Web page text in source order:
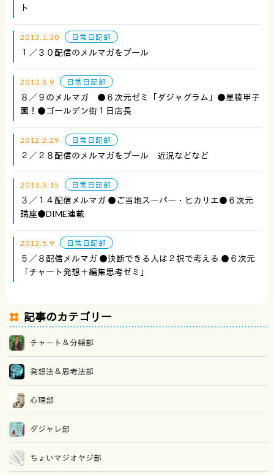
ト
2013.1.30 日常日記部
１／３０配信のメルマガをプール
2013.8.9 日常日記部
８／９のメルマガ ●６次元ゼミ「ダジャグラム」●星稜甲子
園！●ゴールデン街１日店長
2012.2.29 日常日記部
２／２８配信のメルマガをプール 近況などなど
2013.3.15 日常日記部
３／１４配信メルマガ ●ご当地スーパー・ヒカリエ●６次元
講座●DIME連載
2013.5.9 日常日記部
５／８配信メルマガ ●決断できる人は２択で考える ●６次元
「チャート発想＋編集思考ゼミ」
記事のカテゴリー
チャート＆分類部
発想法＆思考法部
心理部
ダジャレ部
ちょいマジオヤジ部